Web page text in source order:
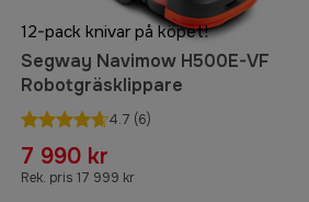
12-pack knivar på köpet!
Segway Navimow H500E-VF
Robotgräsklippare
4.7 (6)
7 990 kr
Rek. pris 17 999 kr